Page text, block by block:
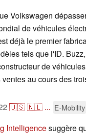
Volkswagen
de véhicules
déjà le premier
tels que l'ID.
de
au cours des
🇺🇸🇳🇱 ... E-Mobility
Intelligencesuggère